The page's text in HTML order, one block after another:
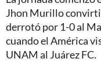
Jhon Murillo
derrotó por 1-0 al
cuando el América
UNAM al Juárez FC.